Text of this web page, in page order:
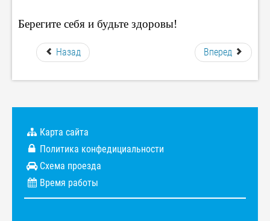
Берегите себя и будьте здоровы!
Назад Вперед
Карта сайта
Политика конфедициальности
Схема проезда
Время работы